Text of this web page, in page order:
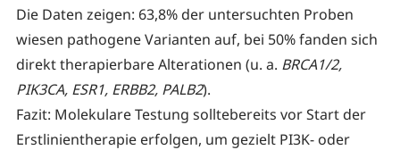
Die Daten zeigen: 63,8% der untersuchten Proben
wiesen pathogene Varianten auf, bei 50% fanden sich
direkt therapierbare Alterationen (u. a. BRCA1/2,
PIK3CA, ESR1, ERBB2, PALB2).
Fazit: Molekulare Testung solltebereits vor Start der
Erstlinientherapie erfolgen, um gezielt PI3K- oder